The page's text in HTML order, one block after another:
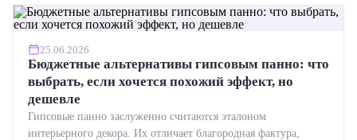
25.06.2026
Бюджетные альтернативы гипсовым панно: что
выбрать, если хочется похожий эффект, но
дешевле
Гипсовые панно заслуженно считаются эталоном
интерьерного декора. Их отличает благородная фактура,